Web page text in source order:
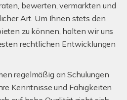
bewerten, vermarkten und
Art. Um Ihnen stets den
zu können, halten wir uns
rechtlichen Entwicklungen
regelmäßig an Schulungen
Kenntnisse und Fähigkeiten